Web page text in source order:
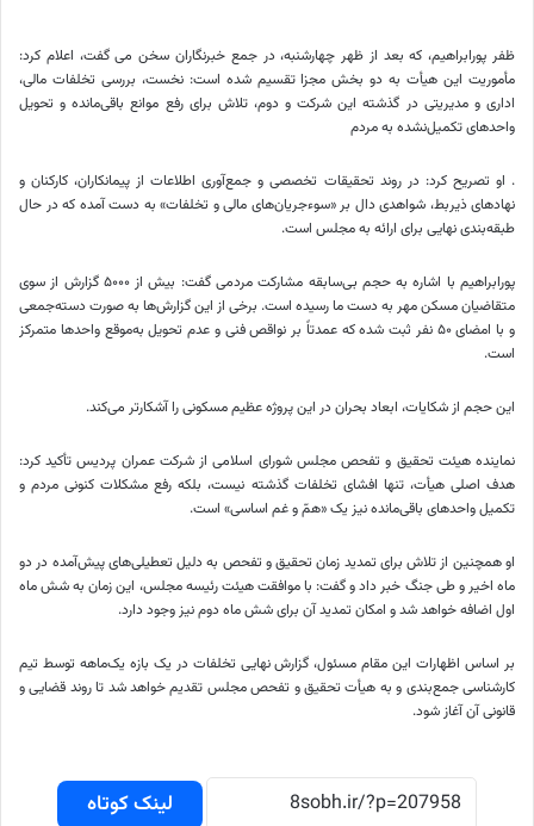
ظفر پورابراهیم، که بعد از ظهر چهارشنبه، در جمع خبرنگاران سخن می گفت، اعلام کرد:
مأموریت این هیأت به دو بخش مجزا تقسیم شده است: نخست، بررسی تخلفات مالی،
اداری و مدیریتی در گذشته این شرکت و دوم، تلاش برای رفع موانع باقی‌مانده و تحویل
واحدهای تکمیل‌نشده به مردم
. او تصریح کرد: در روند تحقیقات تخصصی و جمع‌آوری اطلاعات از پیمانکاران، کارکنان و
نهادهای ذیربط، شواهدی دال بر «سوءجریان‌های مالی و تخلفات» به دست آمده که در حال
طبقه‌بندی نهایی برای ارائه به مجلس است.
پورابراهیم با اشاره به حجم بی‌سابقه مشارکت مردمی گفت: بیش از ۵۰۰۰ گزارش از سوی
متقاضیان مسکن مهر به دست ما رسیده است. برخی از این گزارش‌ها به صورت دسته‌جمعی
و با امضای ۵۰ نفر ثبت شده که عمدتاً بر نواقص فنی و عدم تحویل به‌موقع واحدها متمرکز
است.
این حجم از شکایات، ابعاد بحران در این پروژه عظیم مسکونی را آشکارتر می‌کند.
نماینده هیئت تحقیق و تفحص مجلس شورای اسلامی از شرکت عمران پردیس تأکید کرد:
هدف اصلی هیأت، تنها افشای تخلفات گذشته نیست، بلکه رفع مشکلات کنونی مردم و
تکمیل واحدهای باقی‌مانده نیز یک «همّ و غم اساسی» است.
او همچنین از تلاش برای تمدید زمان تحقیق و تفحص به دلیل تعطیلی‌های پیش‌آمده در دو
ماه اخیر و طی جنگ خبر داد و گفت: با موافقت هیئت رئیسه مجلس، این زمان به شش ماه
اول اضافه خواهد شد و امکان تمدید آن برای شش ماه دوم نیز وجود دارد.
بر اساس اظهارات این مقام مسئول، گزارش نهایی تخلفات در یک بازه یک‌ماهه توسط تیم
کارشناسی جمع‌بندی و به هیأت تحقیق و تفحص مجلس تقدیم خواهد شد تا روند قضایی و
قانونی آن آغاز شود.
لینک کوتاه